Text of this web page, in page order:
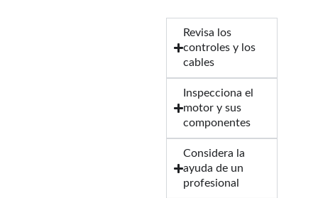
Revisa los
controles y los
cables
Inspecciona el
motor y sus
componentes
Considera la
ayuda de un
profesional